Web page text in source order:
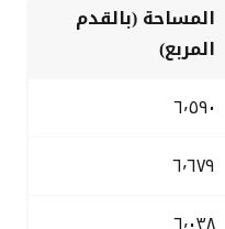
المساحة (بالقدم
المربع)
٦٬٥٩٠
٦٬٦٧٩